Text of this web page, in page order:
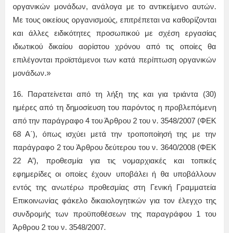
οργανικών μονάδων, ανάλογα με το αντικείμενο αυτών.
Με τους οικείους οργανισμούς, επιτρέπεται να καθορίζονται
και άλλες ειδικότητες προσωπικού με σχέση εργασίας
ιδιωτικού δικαίου αορίστου χρόνου από τις οποίες θα
επιλέγονται προϊστάμενοι των κατά περίπτωση οργανικών
μονάδων.»
16. Παρατείνεται από τη λήξη της και για τριάντα (30)
ημέρες από τη δημοσίευση του παρόντος η προβλεπόμενη
από την παράγραφο 4 του Άρθρου 2 του ν. 3548/2007 (ΦΕΚ
68 Α΄), όπως ισχύει μετά την τροποποίησή της με την
παράγραφο 2 του Άρθρου δεύτερου του ν. 3640/2008 (ΦΕΚ
22 Α’), προθεσμία για τις νομαρχιακές και τοπικές
εφημερίδες οι οποίες έχουν υποβάλει ή θα υποβάλλουν
εντός της ανωτέρω προθεσμίας στη Γενική Γραμματεία
Επικοινωνίας φάκελο δικαιολογητικών για τον έλεγχο της
συνδρομής των προϋποθέσεων της παραγράφου 1 του
Άρθρου 2 του ν. 3548/2007.